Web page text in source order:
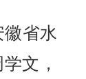
省水
文，